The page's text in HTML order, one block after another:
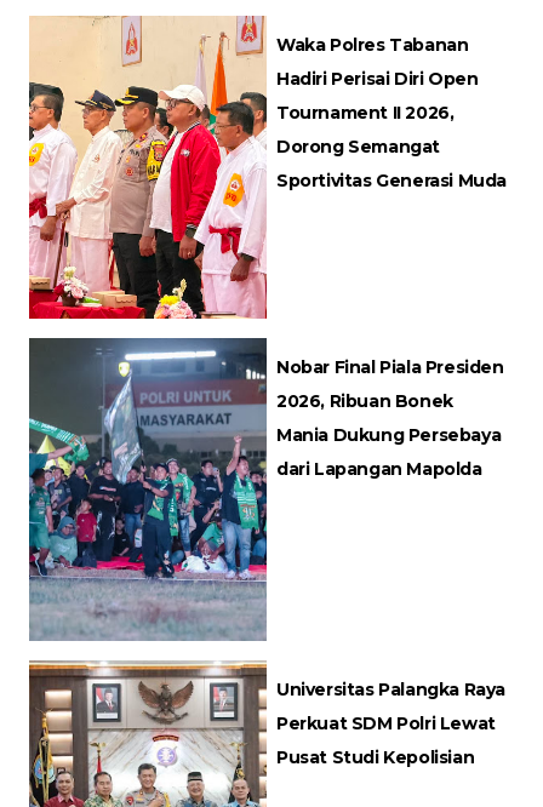
Waka Polres Tabanan
Hadiri Perisai Diri Open
Tournament II 2026,
Dorong Semangat
Sportivitas Generasi Muda
Nobar Final Piala Presiden
2026, Ribuan Bonek
Mania Dukung Persebaya
dari Lapangan Mapolda
Universitas Palangka Raya
Perkuat SDM Polri Lewat
Pusat Studi Kepolisian